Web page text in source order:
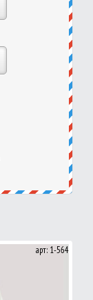
арт: 1-564